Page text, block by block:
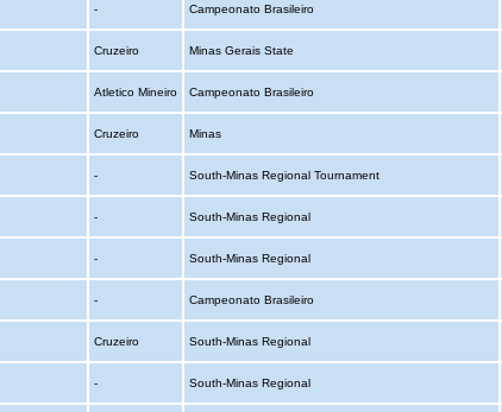
- Campeonato Brasileiro
Cruzeiro Minas Gerais State
Atletico Mineiro Campeonato Brasileiro
Cruzeiro Minas
- South-Minas Regional Tournament
- South-Minas Regional
- South-Minas Regional
- Campeonato Brasileiro
Cruzeiro South-Minas Regional
- South-Minas Regional